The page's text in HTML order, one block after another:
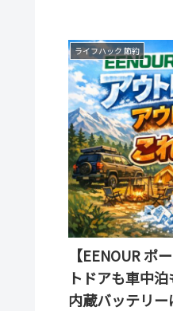
ライフハック 節約
【EENOUR ポ
トドアも車中
内蔵バッテリー